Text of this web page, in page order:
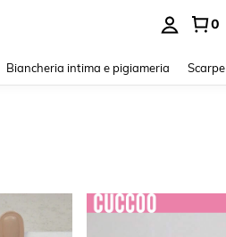
0
Biancheria intima e pigiameria Scarpe